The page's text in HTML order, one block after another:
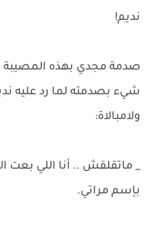
نديم!
صدمة مجدي بهذه
شيء بصدمته لما رد عليه
ولامبالاة:
_ ماتقلقش .. أنا اللي بعت
بإسم مراتي.